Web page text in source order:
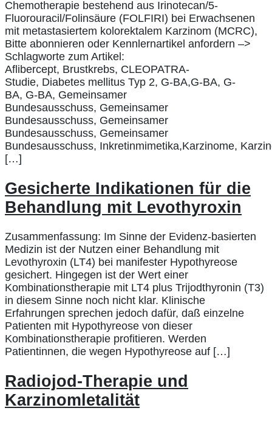
Chemotherapie bestehend aus Irinotecan/5-
Fluorouracil/Folinsäure (FOLFIRI) bei Erwachsenen
mit metastasiertem kolorektalem Karzinom (MCRC),
Bitte abonnieren oder Kennlernartikel anfordern –>
Schlagworte zum Artikel:
Aflibercept, Brustkrebs, CLEOPATRA-
Studie, Diabetes mellitus Typ 2, G-BA,G-BA, G-
BA, G-BA, Gemeinsamer
Bundesausschuss, Gemeinsamer
Bundesausschuss, Gemeinsamer
Bundesausschuss, Gemeinsamer
Bundesausschuss, Inkretinmimetika,Karzinome,
[…]
Gesicherte Indikationen für die
Behandlung mit Levothyroxin
Zusammenfassung: Im Sinne der Evidenz-basierten
Medizin ist der Nutzen einer Behandlung mit
Levothyroxin (LT4) bei manifester Hypothyreose
gesichert. Hingegen ist der Wert einer
Kombinationstherapie mit LT4 plus Trijodthyronin (T3)
in diesem Sinne noch nicht klar. Klinische
Erfahrungen sprechen jedoch dafür, daß einzelne
Patienten mit Hypothyreose von dieser
Kombinationstherapie profitieren. Werden
Patientinnen, die wegen Hypothyreose auf […]
Radiojod-Therapie und
Karzinomletalität